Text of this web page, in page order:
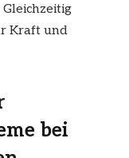
Kraft und
bei